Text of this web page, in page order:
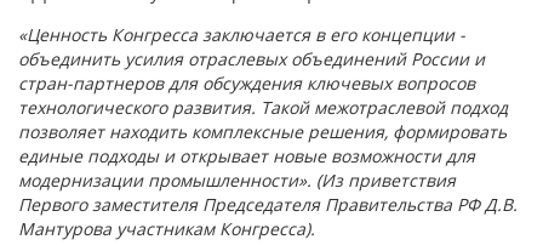
«Ценность Конгресса заключается в его концепции -
объединить усилия отраслевых объединений России и
стран-партнеров для обсуждения ключевых вопросов
технологического развития. Такой межотраслевой подход
позволяет находить комплексные решения, формировать
единые подходы и открывает новые возможности для
модернизации промышленности». (Из приветствия
Первого заместителя Председателя Правительства РФ Д.В.
Мантурова участникам Конгресса).